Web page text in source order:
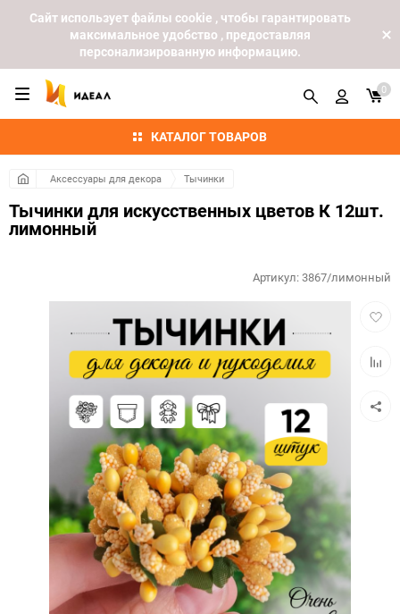
Cайт использует файлы cookie , чтобы гарантировать
максимальное удобство , предоставляя
персонализированную информацию.
КАТАЛОГ ТОВАРОВ
0
Аксессуары для декора Тычинки
Тычинки для искусственных цветов К 12шт.
лимонный
Артикул:3867/лимонный